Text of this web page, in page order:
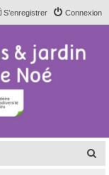
Connexion
S’enregistrer